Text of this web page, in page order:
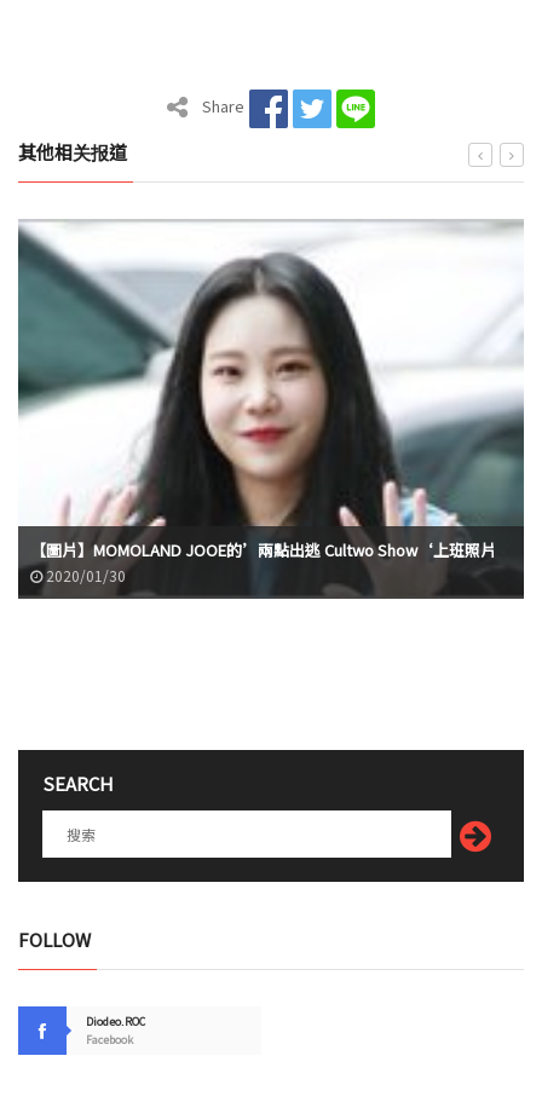
Share
其他相关报道
【圖片】MOMOLAND JOOE的’兩點出逃 Cultwo Show‘上班照片
2020/01/30
SEARCH
FOLLOW
Diodeo.ROC
Facebook